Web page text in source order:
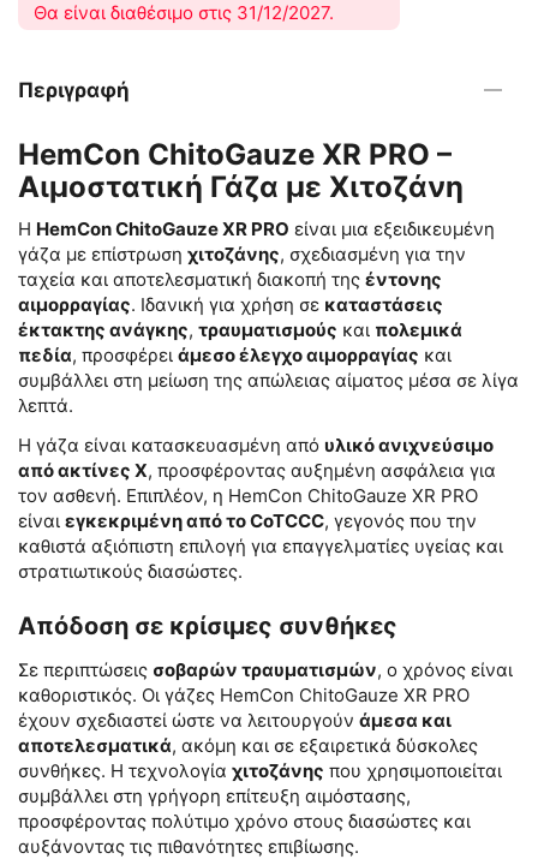
Θα είναι διαθέσιμο στις 31/12/2027.
Περιγραφή
HemCon ChitoGauze XR PRO –
Αιμοστατική Γάζα με Χιτοζάνη
Η HemCon ChitoGauze XR PRO είναι μια εξειδικευμένη
γάζα με επίστρωση χιτοζάνης, σχεδιασμένη για την
ταχεία και αποτελεσματική διακοπή της έντονης
αιμορραγίας. Ιδανική για χρήση σε καταστάσεις
έκτακτης ανάγκης, τραυματισμούς και πολεμικά
πεδία, προσφέρει άμεσο έλεγχο αιμορραγίας και
συμβάλλει στη μείωση της απώλειας αίματος μέσα σε λίγα
λεπτά.
Η γάζα είναι κατασκευασμένη από υλικό ανιχνεύσιμο
από ακτίνες Χ, προσφέροντας αυξημένη ασφάλεια για
τον ασθενή. Επιπλέον, η HemCon ChitoGauze XR PRO
είναι εγκεκριμένη από το CoTCCC, γεγονός που την
καθιστά αξιόπιστη επιλογή για επαγγελματίες υγείας και
στρατιωτικούς διασώστες.
Απόδοση σε κρίσιμες συνθήκες
Σε περιπτώσεις σοβαρών τραυματισμών, ο χρόνος είναι
καθοριστικός. Οι γάζες HemCon ChitoGauze XR PRO
έχουν σχεδιαστεί ώστε να λειτουργούν άμεσα και
αποτελεσματικά, ακόμη και σε εξαιρετικά δύσκολες
συνθήκες. Η τεχνολογία χιτοζάνης που χρησιμοποιείται
συμβάλλει στη γρήγορη επίτευξη αιμόστασης,
προσφέροντας πολύτιμο χρόνο στους διασώστες και
αυξάνοντας τις πιθανότητες επιβίωσης.